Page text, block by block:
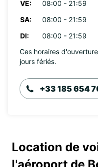
VE:
08:00 - 21:59
SA:
08:00 - 21:59
DI:
08:00 - 21:59
Ces horaires
jours fériés.
+33 185 654
Location de